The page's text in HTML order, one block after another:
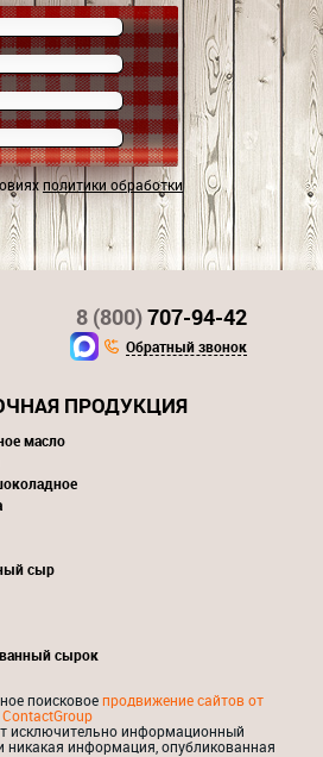
политики обработки
8 (800)707-94-42
Обратный звонок
ПРОДУКЦИЯ
масло
сыр
сырок
поисковоепродвижение сайтов от
исключительно информационный
никакая информация, опубликованная